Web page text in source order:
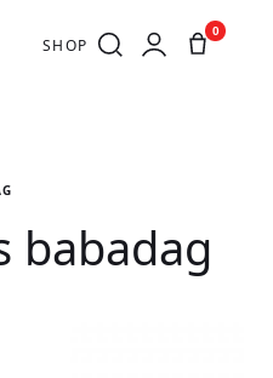
SHOP
0
babadag